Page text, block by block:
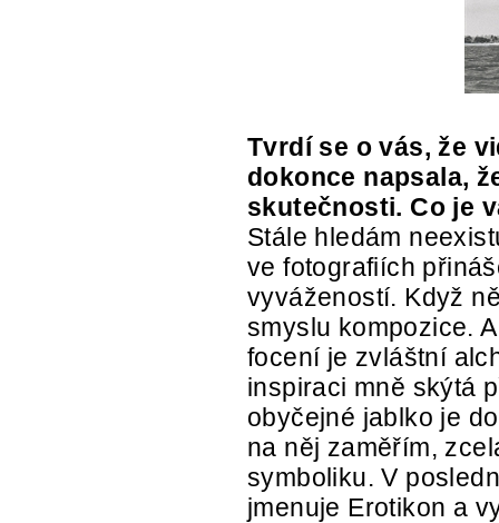
Tvrdí se o vás, že
dokonce napsala,
skutečnosti. Co je
Stále hledám
ve fotografiích
vyvážeností. Když
smyslu kompozice.
focení je zvláštní
inspiraci mně skýtá
obyčejné jablko je
na něj zaměřím,
symboliku. V
jmenuje Erotikon a